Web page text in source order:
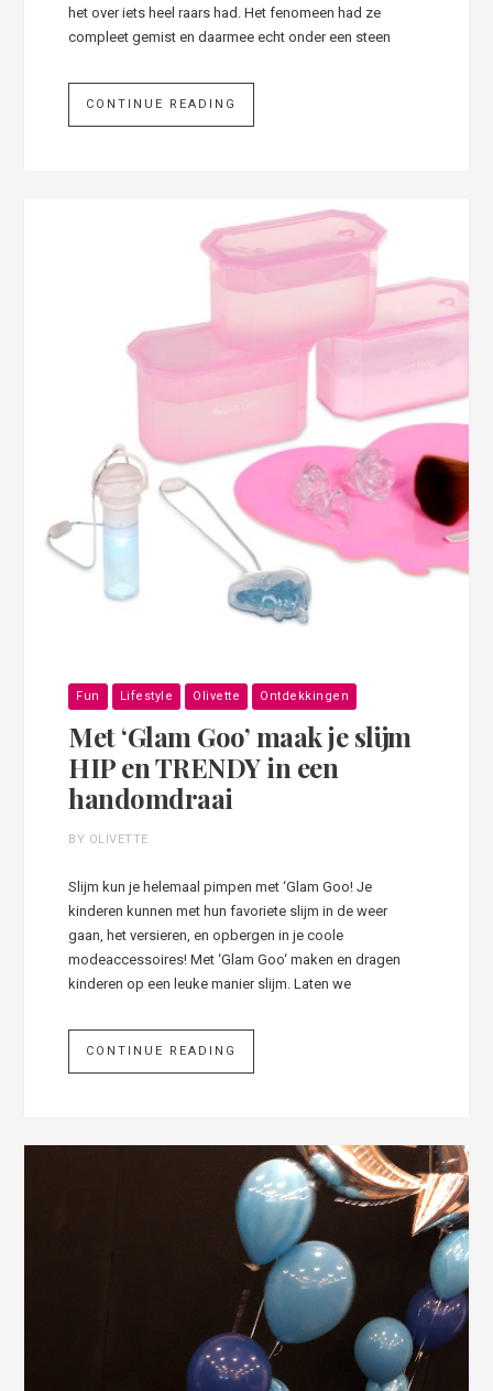
het over iets heel raars had. Het fenomeen had ze
compleet gemist en daarmee echt onder een steen
CONTINUE READING
Fun Lifestyle Olivette Ontdekkingen
Met ‘Glam Goo’ maak je slijm
HIP en TRENDY in een
handomdraai
BY OLIVETTE
Slijm kun je helemaal pimpen met ‘Glam Goo! Je
kinderen kunnen met hun favoriete slijm in de weer
gaan, het versieren, en opbergen in je coole
modeaccessoires! Met ‘Glam Goo‘ maken en dragen
kinderen op een leuke manier slijm. Laten we
CONTINUE READING